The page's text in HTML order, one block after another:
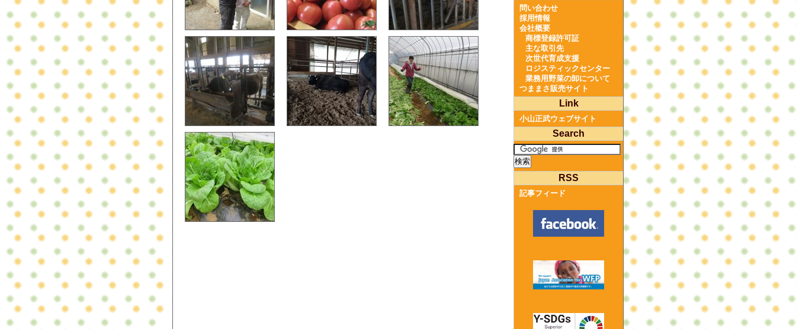
問い合わせ
採用情報
会社概要
商標登録許可証
主な取引先
次世代育成支援
ロジスティックセンター
業務用野菜の卸について
つままさ販売サイト
Link
小山正武ウェブサイト
Search
RSS
記事フィード